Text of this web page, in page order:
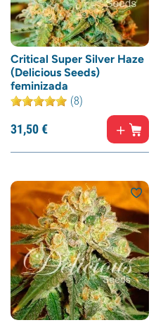
Critical Super Silver Haze
(Delicious Seeds)
feminizada
(8)
31,50€